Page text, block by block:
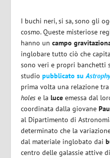
I buchi neri, si sa, sono gli
cosmo. Queste misteriose
hanno uncampo
inglobare tutto ciò che
sono veri e propri banchetti
studiopubblicato su
prima volta una relazione
holese laluce emessa dal
coordinata dalla giovane
al Dipartimento di
determinato che la
dal materiale inglobato dai
centro delle galassie attive